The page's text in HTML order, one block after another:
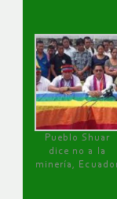
Pueblo Shuar
dice no a la
minería,